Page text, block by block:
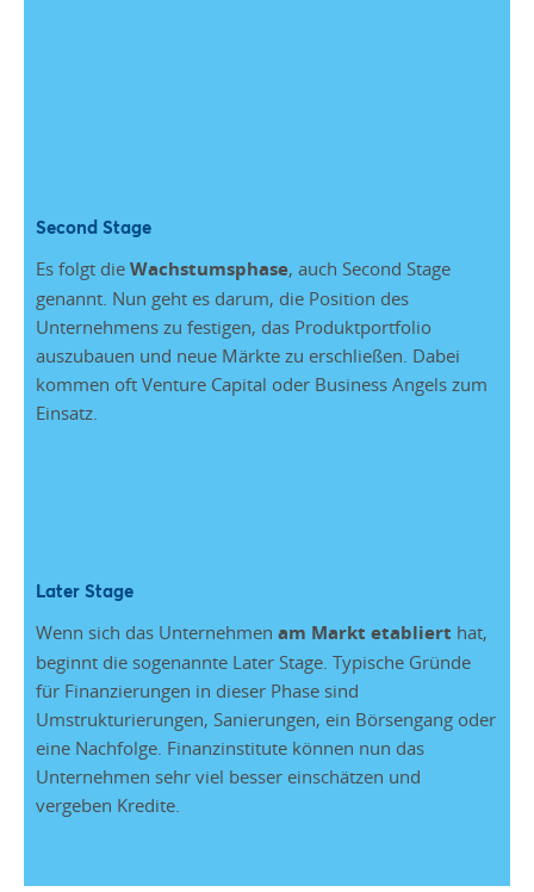
Second Stage
Es folgt die Wachstumsphase, auch Second Stage
genannt. Nun geht es darum, die Position des
Unternehmens zu festigen, das Produktportfolio
auszubauen und neue Märkte zu erschließen. Dabei
kommen oft Venture Capital oder Business Angels zum
Einsatz.
Later Stage
Wenn sich das Unternehmen am Markt etabliert hat,
beginnt die sogenannte Later Stage. Typische Gründe
für Finanzierungen in dieser Phase sind
Umstrukturierungen, Sanierungen, ein Börsengang oder
eine Nachfolge. Finanzinstitute können nun das
Unternehmen sehr viel besser einschätzen und
vergeben Kredite.